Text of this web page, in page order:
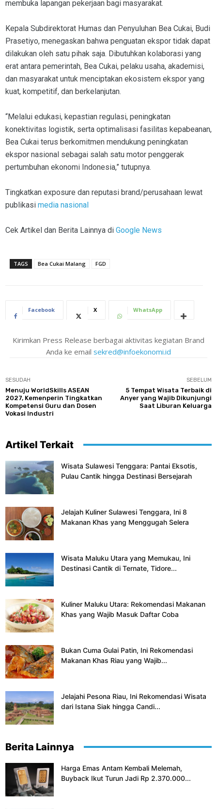
membuka lapangan pekerjaan bagi masyarakat.
Kepala Subdirektorat Humas dan Penyuluhan Bea Cukai, Budi
Prasetiyo, menegaskan bahwa penguatan ekspor tidak dapat
dilakukan oleh satu pihak saja. Dibutuhkan kolaborasi yang
erat antara pemerintah, Bea Cukai, pelaku usaha, akademisi,
dan masyarakat untuk menciptakan ekosistem ekspor yang
kuat, kompetitif, dan berkelanjutan.
“Melalui edukasi, kepastian regulasi, peningkatan
konektivitas logistik, serta optimalisasi fasilitas kepabeanan,
Bea Cukai terus berkomitmen mendukung peningkatan
ekspor nasional sebagai salah satu motor penggerak
pertumbuhan ekonomi Indonesia,” tutupnya.
Tingkatkan exposure dan reputasi brand/perusahaan lewat
publikasi media nasional
Cek Artikel dan Berita Lainnya di Google News
TAGS Bea Cukai Malang FGD
Facebook X WhatsApp
Kirimkan Press Release berbagai aktivitas kegiatan Brand
Anda ke email sekred@infoekonomi.id
SESUDAH
Menuju WorldSkills ASEAN
2027, Kemenperin Tingkatkan
Kompetensi Guru dan Dosen
Vokasi Industri
SEBELUM
5 Tempat Wisata Terbaik di
Anyer yang Wajib Dikunjungi
Saat Liburan Keluarga
Artikel Terkait
Wisata Sulawesi Tenggara: Pantai Eksotis,
Pulau Cantik hingga Destinasi Bersejarah
Jelajah Kuliner Sulawesi Tenggara, Ini 8
Makanan Khas yang Menggugah Selera
Wisata Maluku Utara yang Memukau, Ini
Destinasi Cantik di Ternate, Tidore...
Kuliner Maluku Utara: Rekomendasi Makanan
Khas yang Wajib Masuk Daftar Coba
Bukan Cuma Gulai Patin, Ini Rekomendasi
Makanan Khas Riau yang Wajib...
Jelajahi Pesona Riau, Ini Rekomendasi Wisata
dari Istana Siak hingga Candi...
Berita Lainnya
Harga Emas Antam Kembali Melemah,
Buyback Ikut Turun Jadi Rp 2.370.000...